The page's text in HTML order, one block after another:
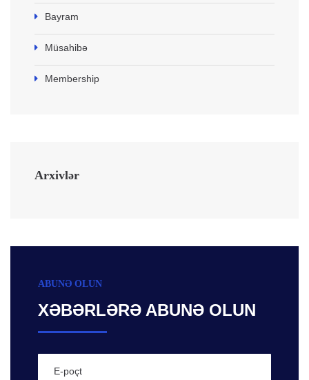
Bayram
Müsahibə
Membership
Arxivlər
ABUNƏ OLUN
XƏBƏRLƏRƏ ABUNƏ OLUN